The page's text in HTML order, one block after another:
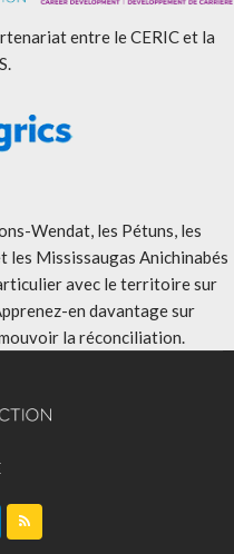
entre le CERIC et la
Wendat, les Pétuns, les
les Mississaugas Anichinabés
avec le territoire sur
en davantage sur
la réconciliation.
CONTACT